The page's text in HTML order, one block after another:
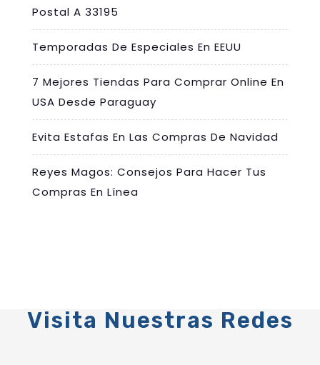
Postal A 33195
Temporadas De Especiales En EEUU
7 Mejores Tiendas Para Comprar Online En
USA Desde Paraguay
Evita Estafas En Las Compras De Navidad
Reyes Magos: Consejos Para Hacer Tus
Compras En Línea
Visita Nuestras Redes